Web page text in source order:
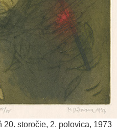
20. storočie, 2. polovica, 1973